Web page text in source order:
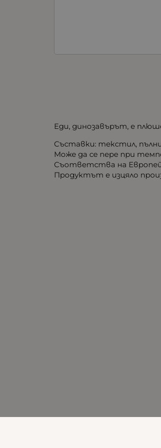
Еди, динозавърът, е
Съставки: текстил,
Може да се пере при
Съответства на
Продуктът е изцяло